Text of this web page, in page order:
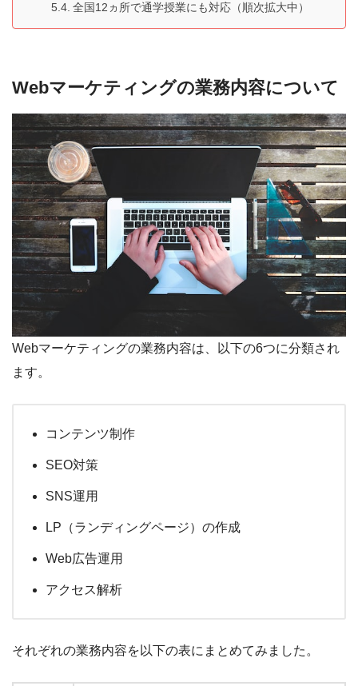
全国12ヵ所で通学授業にも対応（順次拡大中）
Webマーケティングの業務内容について
Webマーケティングの業務内容は、以下の6つに分類され
ます。
コンテンツ制作
SEO対策
SNS運用
LP（ランディングページ）の作成
Web広告運用
アクセス解析
それぞれの業務内容を以下の表にまとめてみました。